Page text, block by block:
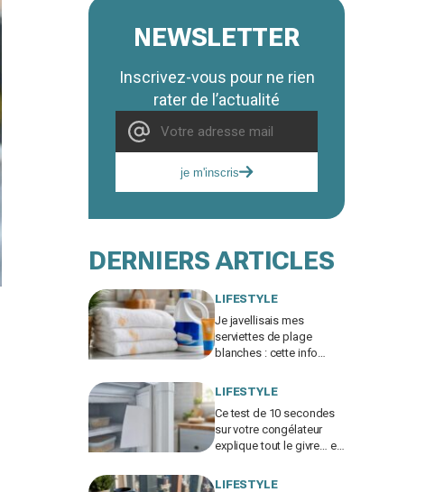
NEWSLETTER
Inscrivez-vous pour ne rien
rater de l’actualité
je m'inscris
DERNIERS ARTICLES
LIFESTYLE
Je javellisais mes
serviettes de plage
blanches : cette info
solaire explique les
LIFESTYLE
Ce test de 10 secondes
sur votre congélateur
explique tout le givre… et
trop
LIFESTYLE